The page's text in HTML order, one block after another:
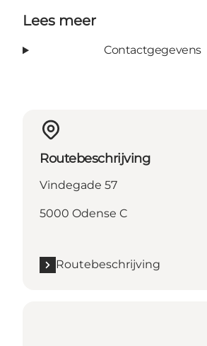
Lees meer
Contactgegevens
Routebeschrijving
Vindegade 57
5000 Odense C
Routebeschrijving